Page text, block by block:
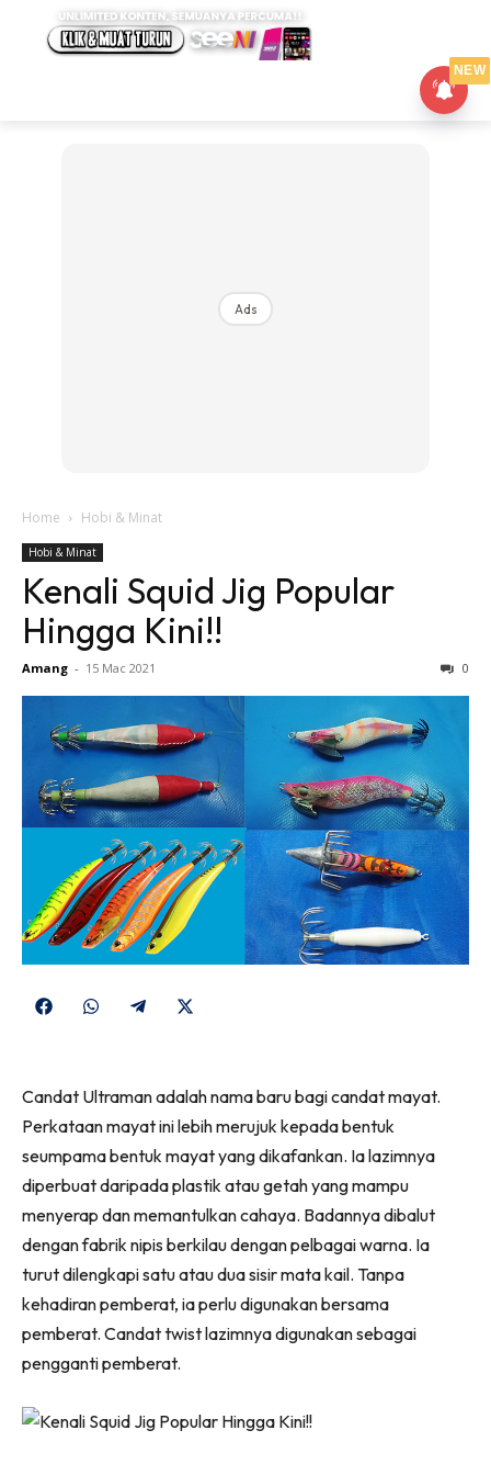
Ads
Home Hobi & Minat
Hobi & Minat
Kenali Squid Jig Popular
Hingga Kini!!
Amang - 15 Mac 2021 0
Share
Share
Share
(Twitter)
Candat Ultraman adalah nama baru bagi candat mayat.
Perkataan mayat ini lebih merujuk kepada bentuk
seumpama bentuk mayat yang dikafankan. Ia lazimnya
diperbuat daripada plastik atau getah yang mampu
menyerap dan memantulkan cahaya. Badannya dibalut
dengan fabrik nipis berkilau dengan pelbagai warna. Ia
turut dilengkapi satu atau dua sisir mata kail. Tanpa
kehadiran pemberat, ia perlu digunakan bersama
pemberat. Candat twist lazimnya digunakan sebagai
pengganti pemberat.
NEW